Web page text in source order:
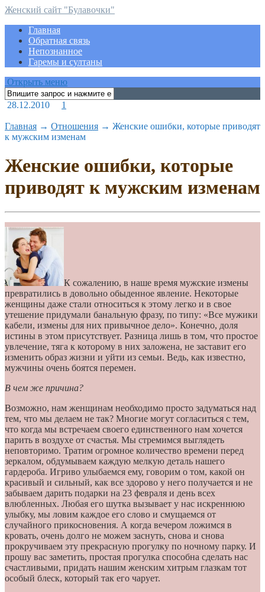
Женский сайт "Булавочки"
Главная
Обратная связь
Непознанное
Гаремы и султаны
Открыть меню
28.12.2010 1
Главная → Отношения → Женские ошибки, которые приводят
к мужским изменам
Женские ошибки, которые
приводят к мужским изменам
К сожалению, в наше время мужские измены
превратились в довольно обыденное явление. Некоторые
женщины даже стали относиться к этому легко и в свое
утешение придумали банальную фразу, по типу: «Все мужики
кабели, измены для них привычное дело». Конечно, доля
истины в этом присутствует. Разница лишь в том, что простое
увлечение, тяга к которому в них заложена, не заставит его
изменить образ жизни и уйти из семьи. Ведь, как известно,
мужчины очень боятся перемен.
В чем же причина?
Возможно, нам женщинам необходимо просто задуматься над
тем, что мы делаем не так? Многие могут согласиться с тем,
что когда мы встречаем своего единственного нам хочется
парить в воздухе от счастья. Мы стремимся выглядеть
неповторимо. Тратим огромное количество времени перед
зеркалом, обдумываем каждую мелкую деталь нашего
гардероба. Игриво улыбаемся ему, говорим о том, какой он
красивый и сильный, как все здорово у него получается и не
забываем дарить подарки на 23 февраля и день всех
влюбленных. Любая его шутка вызывает у нас искреннюю
улыбку, мы ловим каждое его слово и смущаемся от
случайного прикосновения. А когда вечером ложимся в
кровать, очень долго не можем заснуть, снова и снова
прокручиваем эту прекрасную прогулку по ночному парку. И
прошу вас заметить, простая прогулка способна сделать нас
счастливыми, придать нашим женским хитрым глазкам тот
особый блеск, который так его чарует.